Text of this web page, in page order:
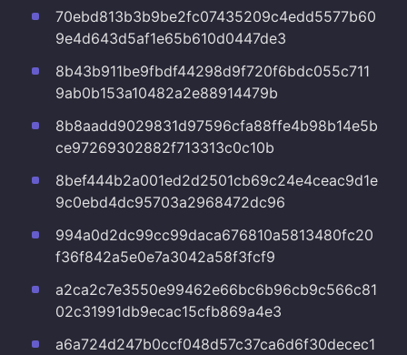
70ebd813b3b9be2fc07435209c4edd5577b60
9e4d643d5af1e65b610d0447de3
8b43b911be9fbdf44298d9f720f6bdc055c711
9ab0b153a10482a2e88914479b
8b8aadd9029831d97596cfa88ffe4b98b14e5b
ce97269302882f713313c0c10b
8bef444b2a001ed2d2501cb69c24e4ceac9d1e
9c0ebd4dc95703a2968472dc96
994a0d2dc99cc99daca676810a5813480fc20
f36f842a5e0e7a3042a58f3fcf9
a2ca2c7e3550e99462e66bc6b96cb9c566c81
02c31991db9ecac15cfb869a4e3
a6a724d247b0ccf048d57c37ca6d6f30decec1